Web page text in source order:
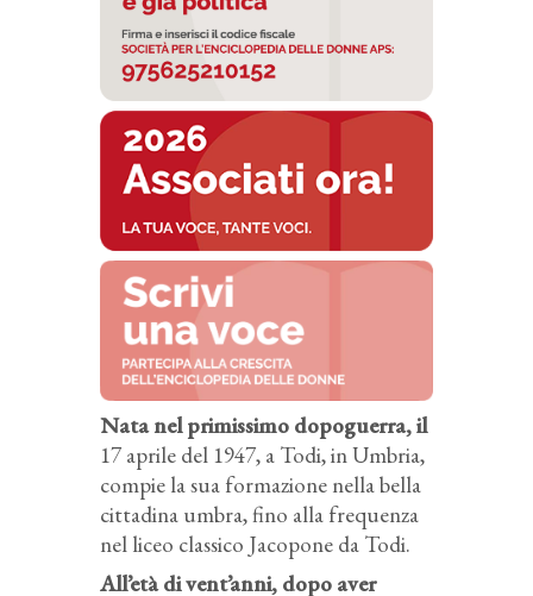
Nata nel primissimo dopoguerra, il
17 aprile del 1947, a Todi, in Umbria,
compie la sua formazione nella bella
cittadina umbra, fino alla frequenza
nel liceo classico Jacopone da Todi.
All’età di vent’anni, dopo aver